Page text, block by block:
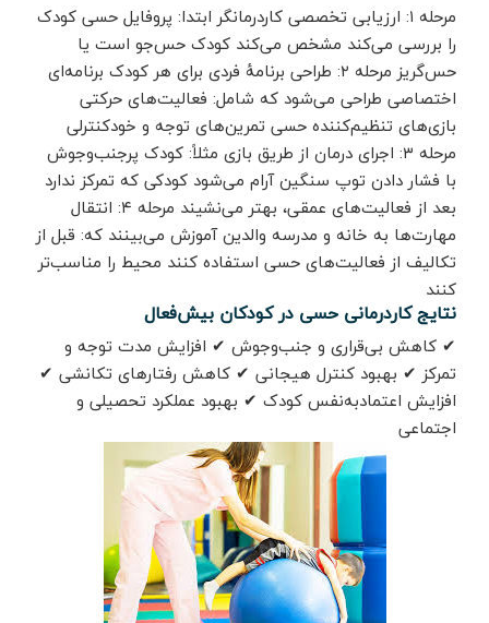
مرحله ۱: ارزیابی تخصصی کاردرمانگر ابتدا: پروفایل حسی کودک
را بررسی می‌کند مشخص می‌کند کودک حس‌جو است یا
حس‌گریز مرحله ۲: طراحی برنامهٔ فردی برای هر کودک برنامه‌ای
اختصاصی طراحی می‌شود که شامل: فعالیت‌های حرکتی
بازی‌های تنظیم‌کننده حسی تمرین‌های توجه و خودکنترلی
مرحله ۳: اجرای درمان از طریق بازی مثلاً: کودک پرجنب‌وجوش
با فشار دادن توپ سنگین آرام می‌شود کودکی که تمرکز ندارد
بعد از فعالیت‌های عمقی، بهتر می‌نشیند مرحله ۴: انتقال
مهارت‌ها به خانه و مدرسه والدین آموزش می‌بینند که: قبل از
تکالیف از فعالیت‌های حسی استفاده کنند محیط را مناسب‌تر
کنند
نتایج کاردرمانی حسی در کودکان بیش‌فعال
✔ کاهش بی‌قراری و جنب‌وجوش ✔ افزایش مدت توجه و
تمرکز ✔ بهبود کنترل هیجانی ✔ کاهش رفتارهای تکانشی ✔
افزایش اعتمادبه‌نفس کودک ✔ بهبود عملکرد تحصیلی و
اجتماعی